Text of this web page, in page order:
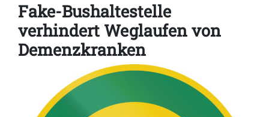
Fake-Bushaltestelle
verhindert Weglaufen von
Demenzkranken